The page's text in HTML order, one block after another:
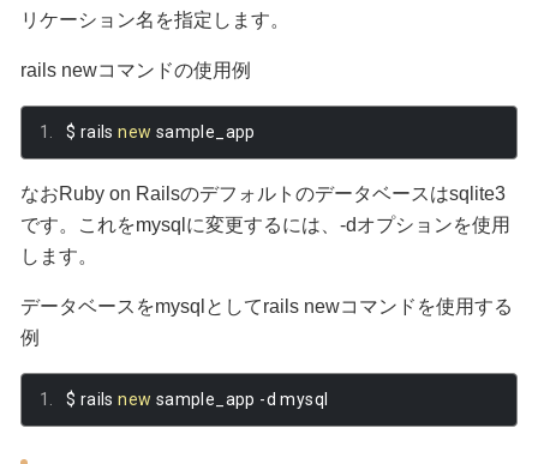
リケーション名を指定します。
rails newコマンドの使用例
$ rails new sample_app
なおRuby on Railsのデフォルトのデータベースはsqlite3
です。これをmysqlに変更するには、-dオプションを使用
します。
データベースをmysqlとしてrails newコマンドを使用する
例
$ rails new sample_app -d mysql